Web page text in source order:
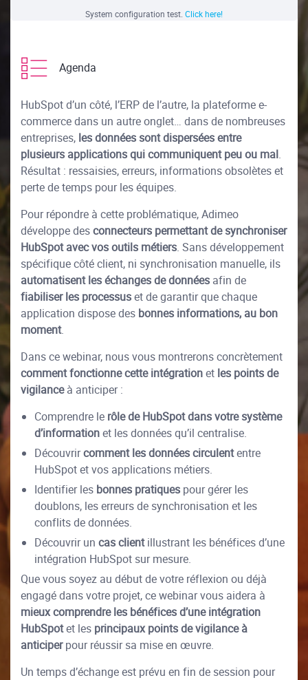
System configuration test. Click here!
Agenda
HubSpot d’un côté, l’ERP de l’autre, la plateforme e-
commerce dans un autre onglet… dans de nombreuses
entreprises, les données sont dispersées entre
plusieurs applications qui communiquent peu ou mal.
Résultat : ressaisies, erreurs, informations obsolètes et
perte de temps pour les équipes.
Pour répondre à cette problématique, Adimeo
développe desconnecteurs permettant de synchroniser
HubSpot avec vos outils métiers. Sans développement
spécifique côté client, ni synchronisation manuelle, ils
automatisent les échanges de données afin de
fiabiliser les processuset de garantir que chaque
application dispose des bonnes informations, au bon
moment.
Dans ce webinar, nous vous montrerons concrètement
comment fonctionne cette intégrationet les points de
vigilanceà anticiper :
Comprendre le rôle de HubSpot dans votre système
d’informationet les données qu’il centralise.
Découvrircomment les données circulententre
HubSpot et vos applications métiers.
Identifier les bonnes pratiques pour gérer les
doublons, les erreurs de synchronisation et les
conflits de données.
Découvrir un cas clientillustrant les bénéfices d’une
intégration HubSpot sur mesure.
Que vous soyez au début de votre réflexion ou déjà
engagé dans votre projet, ce webinar vous aidera à
mieux comprendre les bénéfices d’une intégration
HubSpotet les principaux points de vigilance à
anticiperpour réussir sa mise en œuvre.
Un temps d’échange est prévu en fin de session pour